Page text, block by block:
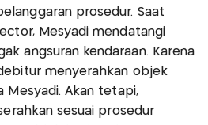
prosedur. Saat
Mesyadi mendatangi
angsuran kendaraan. Karena
menyerahkan objek
Mesyadi. Akan tetapi,
sesuai prosedur